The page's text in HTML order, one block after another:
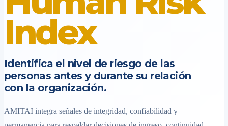
Index
Identifica el nivel de riesgo de las
personas antes y durante su relación
con la organización.
AMITAI integra señales de integridad, confiabilidad y